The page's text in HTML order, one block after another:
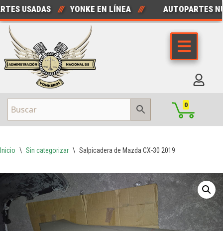
Saltar
al
contenido
USADAS /// YONKE EN LÍNEA /// AUTOPARTES
0
Inicio \ Sin categorizar \ Salpicadera de Mazda CX-30 2019